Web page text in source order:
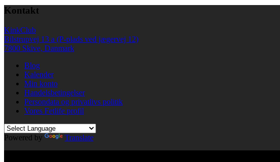
Kontakt
KinkClub
Bilstrupvej 13 a (P-plads ved jægervej 12)
7800 Skive, Danmark
Blog
Kalender
Min konto
Handelsbetingelser
Persondata og privatlivs politik
Vores Fetlife profil
Powered by
Translate